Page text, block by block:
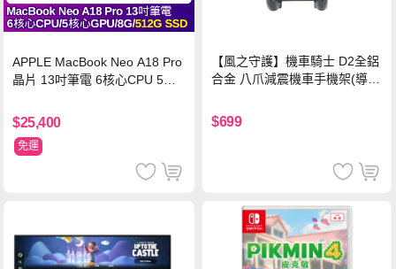
APPLE MacBook Neo A18 Pro
晶片 13吋筆電 6核心CPU 5核
$25,400
免運
【風之守護】機車騎士 D2全鋁
合金 八爪減震機車手機架(導航
族)
$699